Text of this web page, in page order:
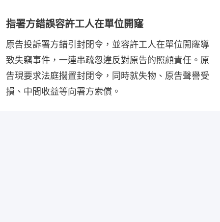
指署方錯誤容許工人在單位開窿
原告投訴署方錯引封閉令，並容許工人在單位開窿導
致失竊事件，一連串疏忽違反對原告的照顧責任。原
告現要求法庭擱置封閉令，同時就失物、原告聲譽受
損、中間收益等向署方索償。